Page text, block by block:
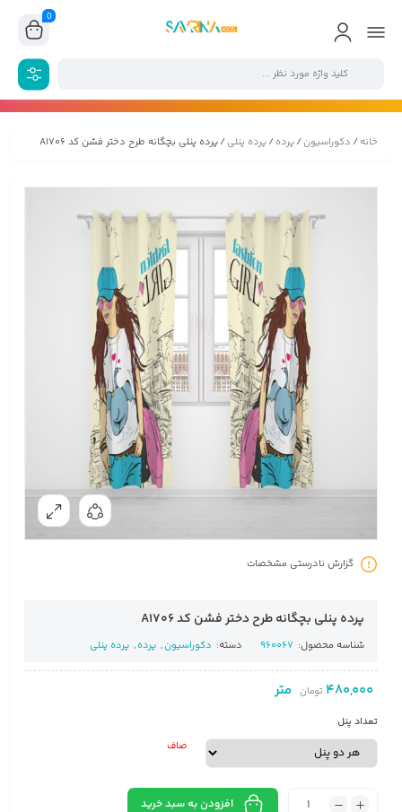
0
خانه/ دکوراسیون/پرده/پرده پنلی/ پرده پنلی بچگانه طرح دختر فشن کد A1706
گزارش نادرستی مشخصات
پرده پنلی بچگانه طرح دختر فشن کد A1706
شناسه محصول: 960067 دسته: دکوراسیون, پرده, پرده پنلی
480,000 تومان متر
تعداد پنل
صاف
افزودن به سبد خرید